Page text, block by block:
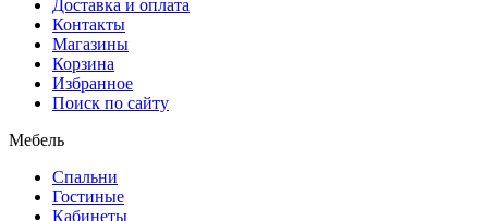
Доставка и оплата
Контакты
Магазины
Корзина
Избранное
Поиск по сайту
Мебель
Спальни
Гостиные
Кабинеты